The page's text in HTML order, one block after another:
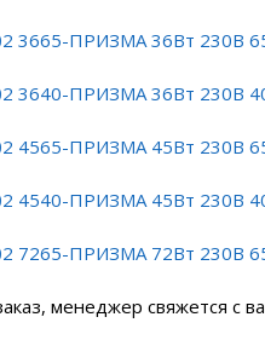
3665-ПРИЗМА 36Вт 230В
3640-ПРИЗМА 36Вт 230В
4565-ПРИЗМА 45Вт 230В
4540-ПРИЗМА 45Вт 230В
7265-ПРИЗМА 72Вт 230В
менеджер свяжется с